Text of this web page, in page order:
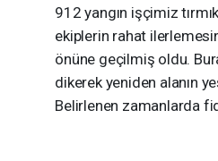
912 yangın işçimiz
ekiplerin rahat
önüne geçilmiş oldu.
dikerek yeniden alanın
Belirlenen zamanlarda